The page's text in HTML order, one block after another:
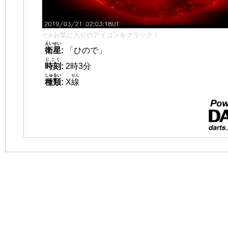
👈 お気に入りのアイコンをクリック！
衛星
えいせい
:
「ひので」
時刻
じこく
: 2時3分
種類
しゅるい
: X線
せん